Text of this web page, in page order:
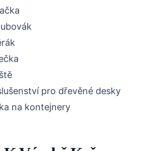
pro dřevěné desky
na kontejnery